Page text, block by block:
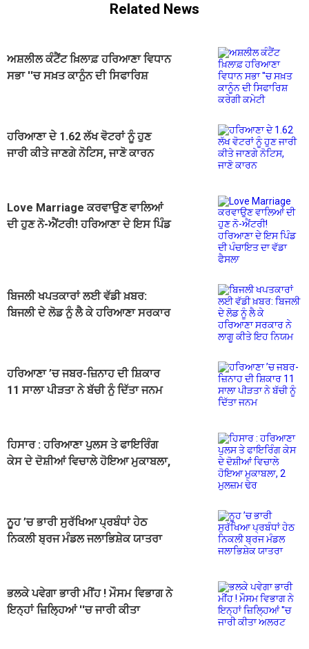
Related News
ਅਸ਼ਲੀਲ ਕੰਟੈਂਟ ਖ਼ਿਲਾਫ਼ ਹਰਿਆਣਾ ਵਿਧਾਨ
ਸਭਾ ''ਚ ਸਖ਼ਤ ਕਾਨੂੰਨ ਦੀ ਸਿਫਾਰਿਸ਼
ਹਰਿਆਣਾ ਦੇ 1.62 ਲੱਖ ਵੋਟਰਾਂ ਨੂੰ ਹੁਣ
ਜਾਰੀ ਕੀਤੇ ਜਾਣਗੇ ਨੋਟਿਸ, ਜਾਣੋ ਕਾਰਨ
Love Marriage ਕਰਵਾਉਣ ਵਾਲਿਆਂ
ਦੀ ਹੁਣ ਨੋ-ਐਂਟਰੀ! ਹਰਿਆਣਾ ਦੇ ਇਸ ਪਿੰਡ
ਬਿਜਲੀ ਖਪਤਕਾਰਾਂ ਲਈ ਵੱਡੀ ਖ਼ਬਰ:
ਬਿਜਲੀ ਦੇ ਲੋਡ ਨੂੰ ਲੈ ਕੇ ਹਰਿਆਣਾ ਸਰਕਾਰ
ਹਰਿਆਣਾ ’ਚ ਜਬਰ-ਜ਼ਿਨਾਹ ਦੀ ਸ਼ਿਕਾਰ
11 ਸਾਲਾ ਪੀੜਤਾ ਨੇ ਬੱਚੀ ਨੂੰ ਦਿੱਤਾ ਜਨਮ
ਹਿਸਾਰ : ਹਰਿਆਣਾ ਪੁਲਸ ਤੇ ਫਾਇਰਿੰਗ
ਕੇਸ ਦੇ ਦੋਸ਼ੀਆਂ ਵਿਚਾਲੇ ਹੋਇਆ ਮੁਕਾਬਲਾ,
ਨੂਹ ’ਚ ਭਾਰੀ ਸੁਰੱਖਿਆ ਪ੍ਰਬੰਧਾਂ ਹੇਠ
ਨਿਕਲੀ ਬ੍ਰਜ ਮੰਡਲ ਜਲਾਭਿਸ਼ੇਕ ਯਾਤਰਾ
ਭਲਕੇ ਪਵੇਗਾ ਭਾਰੀ ਮੀਂਹ ! ਮੌਸਮ ਵਿਭਾਗ ਨੇ
ਇਨ੍ਹਾਂ ਜ਼ਿਲ੍ਹਿਆਂ ''ਚ ਜਾਰੀ ਕੀਤਾ